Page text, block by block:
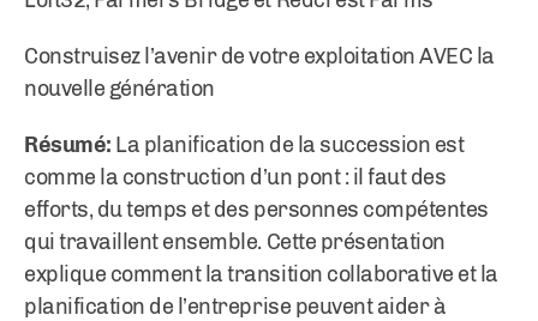
Construisez l’avenir de votre exploitation AVEC la
nouvelle génération
Résumé: La planification de la succession est
comme la construction d’un pont : il faut des
efforts, du temps et des personnes compétentes
qui travaillent ensemble. Cette présentation
explique comment la transition collaborative et la
planification de l’entreprise peuvent aider à